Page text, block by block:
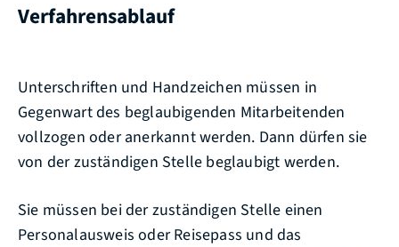
Verfahrensablauf
Unterschriften und Handzeichen müssen in
Gegenwart des beglaubigenden Mitarbeitenden
vollzogen oder anerkannt werden. Dann dürfen sie
von der zuständigen Stelle beglaubigt werden.
Sie müssen bei der zuständigen Stelle einen
Personalausweis oder Reisepass und das